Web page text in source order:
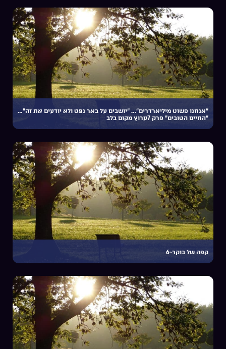
“אנחנו פשוט מיליארדרים”… “יושבים על באר נפט ולא יודעים את זה”…
“החיים הטובים” פרק 7ערוץ מקום בלב
קפה של בוקר~6